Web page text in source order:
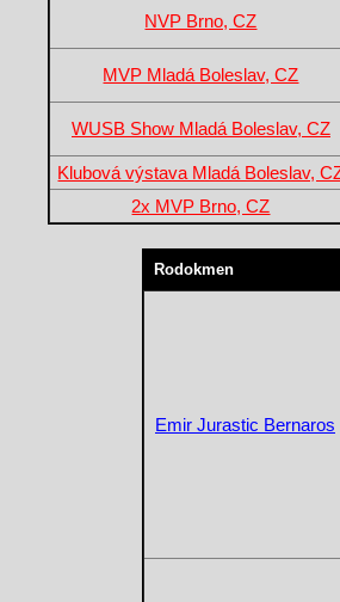
NVP Brno, CZ
MVP Mladá Boleslav, CZ
WUSB Show Mladá Boleslav, CZ
Klubová výstava Mladá Boleslav,
2x MVP Brno, CZ
Rodokmen
Emir Jurastic Bernaros